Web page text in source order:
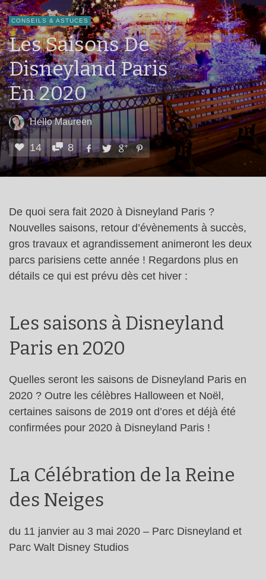
CONSEILS & ASTUCES
Les Saisons De
Disneyland Paris
En 2020
Hello Maureen
14 8
De quoi sera fait 2020 à Disneyland Paris ?
Nouvelles saisons, retour d’évènements à succès,
gros travaux et agrandissement animeront les deux
parcs parisiens cette année ! Regardons plus en
détails ce qui est prévu dès cet hiver :
Les saisons à Disneyland
Paris en 2020
Quelles seront les saisons de Disneyland Paris en
2020 ? Outre les célèbres Halloween et Noël,
certaines saisons de 2019 ont d’ores et déjà été
confirmées pour 2020 à Disneyland Paris !
La Célébration de la Reine
des Neiges
du 11 janvier au 3 mai 2020 – Parc Disneyland et
Parc Walt Disney Studios